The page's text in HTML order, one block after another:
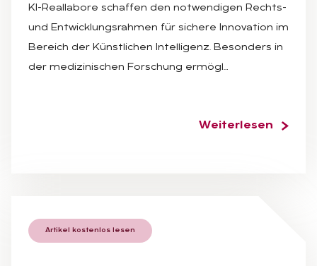
KI-Reallabore schaffen den notwendigen Rechts-
und Entwicklungsrahmen für sichere Innovation im
Bereich der Künstlichen Intelligenz. Besonders in
der medizinischen Forschung ermögl…
Weiterlesen
Artikel kostenlos lesen